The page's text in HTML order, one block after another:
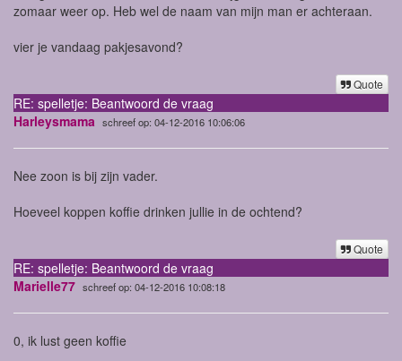
zomaar weer op. Heb wel de naam van mijn man er achteraan.
vier je vandaag pakjesavond?
Quote
RE: spelletje: Beantwoord de vraag
Harleysmama schreef op: 04-12-2016 10:06:06
Nee zoon is bij zijn vader.
Hoeveel koppen koffie drinken jullie in de ochtend?
Quote
RE: spelletje: Beantwoord de vraag
Marielle77 schreef op: 04-12-2016 10:08:18
0, ik lust geen koffie